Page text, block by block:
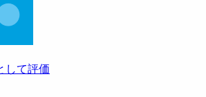
して評価